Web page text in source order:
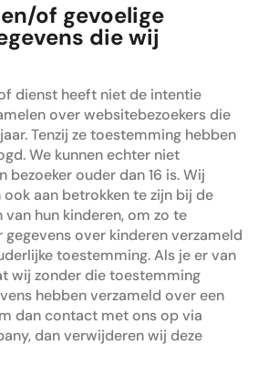
of gevoelige
die wij
dienst heeft niet de intentie
over websitebezoekers die
Tenzij ze toestemming hebben
We kunnen echter niet
bezoeker ouder dan 16 is. Wij
aan betrokken te zijn bij de
hun kinderen, om zo te
over kinderen verzameld
toestemming. Als je er van
wij zonder die toestemming
hebben verzameld over een
dan contact met ons op via
dan verwijderen wij deze